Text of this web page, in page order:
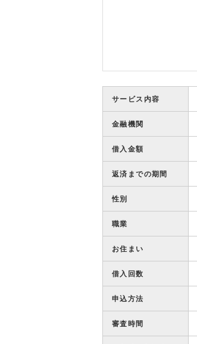
サービス内容
金融機関
借入金額
返済までの期間
性別
職業
お住まい
借入回数
申込方法
審査時間